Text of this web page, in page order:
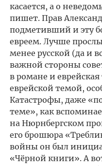
касается, а о
пишет. Прав
подметивший и эту
евреем. Лучше
менее русской (да и
важной стороны
в романе и
еврейской темой,
Катастрофы, даже
теме», как
на Нюрнбергском
его брошюра
войны он был
«Чёрной книги». А